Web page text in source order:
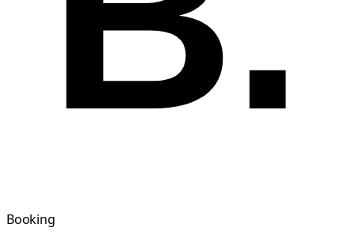
Booking